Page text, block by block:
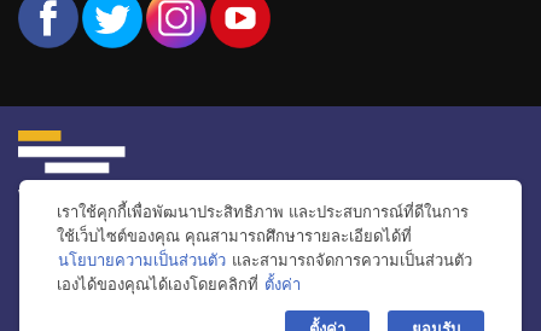
หน้าหลัก รีวิวคอนโด รีวิวทาวน์โฮม รีวิวบ้านเดี่ยว
วีดีโอรีวิว
ไอเดียแต่งบ้าน
ข่าวอสังหาริมทรัพย์
โปรโมชั่นบ้านและคอนโด
เราใช้คุกกี้เพื่อพัฒนาประสิทธิภาพ และประสบการณ์ที่ดีในการ
ใช้เว็บไซต์ของคุณ คุณสามารถศึกษารายละเอียดได้ที่
นโยบายความเป็นส่วนตัว และสามารถจัดการความเป็นส่วนตัว
เองได้ของคุณได้เองโดยคลิกที่ ตั้งค่า